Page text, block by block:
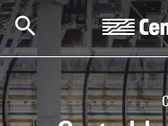
Skip to main content
Centre Pompidou